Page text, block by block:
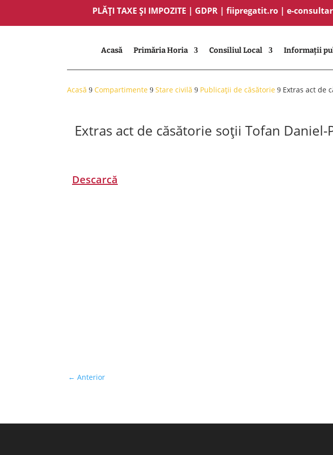
PLĂȚI TAXE ȘI IMPOZITE | GDPR | fiipregatit.ro | e-
Acasă Primăria Horia Consiliul Local Informații
Acasă 9 Compartimente 9 Stare civilă 9 Publicații de căsătorie 9 Extras act de
Extras act de căsătorie soții Tofan
Descarcă
←Anterior